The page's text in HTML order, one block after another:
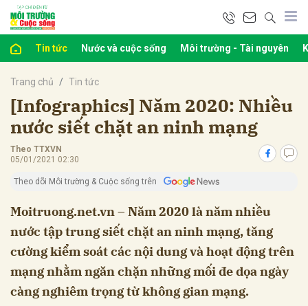
Tin tức Nước và cuộc sống Môi trường - Tài nguyên
Trang chủ Tin tức
[Infographics] Năm 2020: Nhiều
nước siết chặt an ninh mạng
Theo TTXVN
05/01/2021 02:30
Theo dõi Môi trường & Cuộc sống trên
Moitruong.net.vn – Năm 2020 là năm nhiều
nước tập trung siết chặt an ninh mạng, tăng
cường kiểm soát các nội dung và hoạt động trên
mạng nhằm ngăn chặn những mối đe dọa ngày
càng nghiêm trọng từ không gian mạng.
Hủy